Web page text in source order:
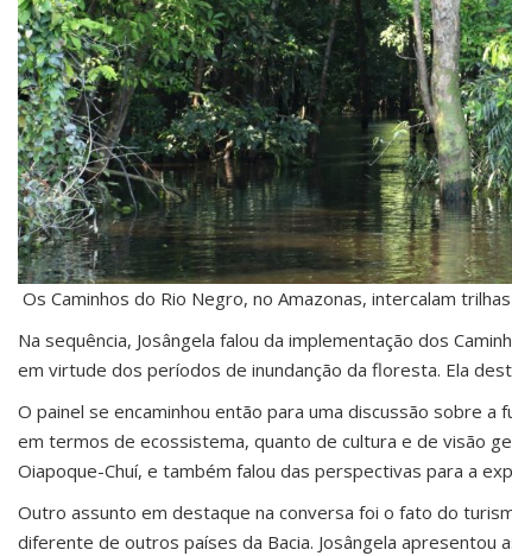
Os Caminhos do Rio Negro, no Amazonas, intercalam
Na sequência, Josângela falou da implementação dos
em virtude dos períodos de inundanção da floresta. Ela
O painel se encaminhou então para uma discussão sobre
em termos de ecossistema, quanto de cultura e de visão
Oiapoque-Chuí, e também falou das perspectivas para a
Outro assunto em destaque na conversa foi o fato do
diferente de outros países da Bacia. Josângela